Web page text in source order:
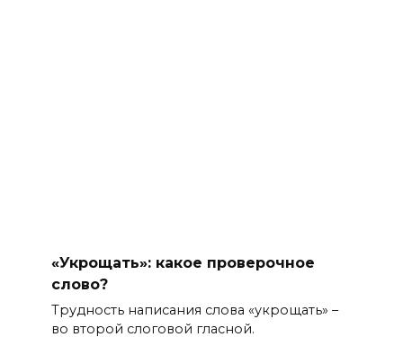
«Укрощать»: какое проверочное
слово?
Трудность написания слова «укрощать» –
во второй слоговой гласной.